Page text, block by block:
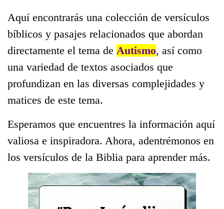
Aquí encontrarás una colección de versículos
bíblicos y pasajes relacionados que abordan
directamente el tema de Autismo, así como
una variedad de textos asociados que
profundizan en las diversas complejidades y
matices de este tema.
Esperamos que encuentres la información aquí
valiosa e inspiradora. Ahora, adentrémonos en
los versículos de la Biblia para aprender más.